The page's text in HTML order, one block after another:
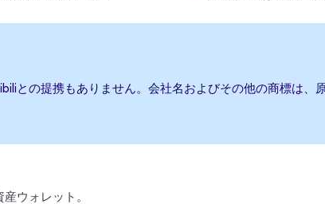
との提携もありません。会社名およびその他の商標は、
ウォレット。